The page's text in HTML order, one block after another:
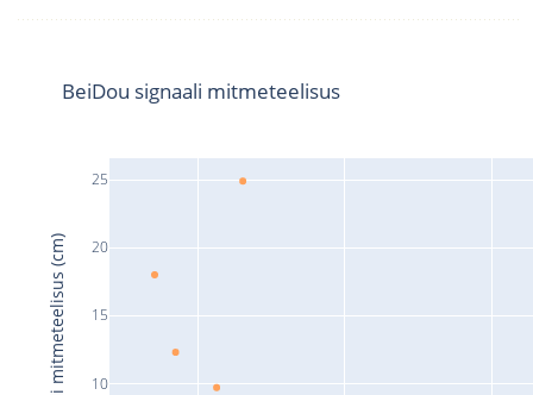
10
15
20
25
BeiDou signaali mitmeteelisus
Signaali mitmeteelisus (cm)